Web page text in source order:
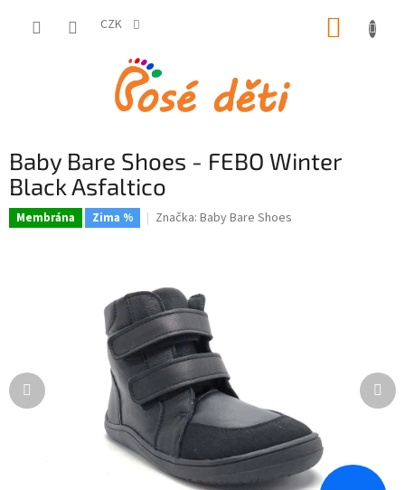
CZK
Baby Bare Shoes - FEBO Winter
Black Asfaltico
Membrána Zima % Značka: Baby Bare Shoes